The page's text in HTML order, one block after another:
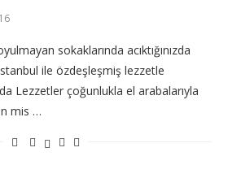
sokaklarında acıktığınızda
ile özdeşleşmiş lezzetle
Lezzetler çoğunlukla el arabalarıyla
mis …